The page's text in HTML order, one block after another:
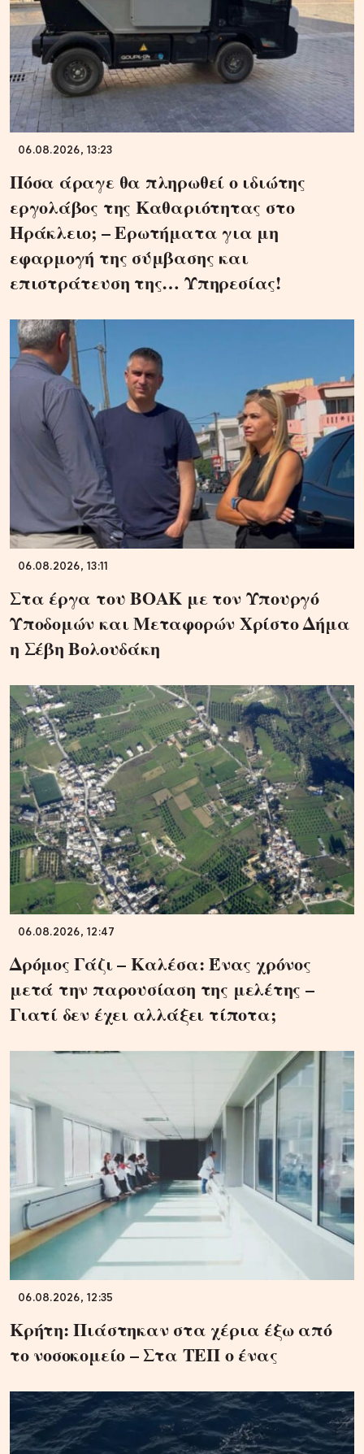
06.08.2026, 13:23
Πόσα άραγε θα πληρωθεί ο ιδιώτης
εργολάβος της Καθαριότητας στο
Ηράκλειο; – Ερωτήματα για μη
εφαρμογή της σύμβασης και
επιστράτευση της… Υπηρεσίας!
06.08.2026, 13:11
Στα έργα του ΒΟΑΚ με τον Υπουργό
Υποδομών και Μεταφορών Χρίστο Δήμα
η Σέβη Βολουδάκη
06.08.2026, 12:47
Δρόμος Γάζι – Καλέσα: Ένας χρόνος
μετά την παρουσίαση της μελέτης –
Γιατί δεν έχει αλλάξει τίποτα;
06.08.2026, 12:35
Κρήτη: Πιάστηκαν στα χέρια έξω από
το νοσοκομείο – Στα ΤΕΠ ο ένας